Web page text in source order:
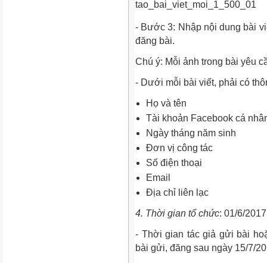
- Bước 3: Nhập nội dung bài
đăng bài.
Chú ý: Mỗi ảnh trong bài yêu
- Dưới mỗi bài viết, phải có
Họ và tên
Tài khoản Facebook cá
Ngày tháng năm sinh
Đơn vị công tác
Số điện thoại
Email
Địa chỉ liên lạc
4. Thời gian tổ chức: 01/6/
- Thời gian tác giả gửi bài
bài gửi, đăng sau ngày 15/7/